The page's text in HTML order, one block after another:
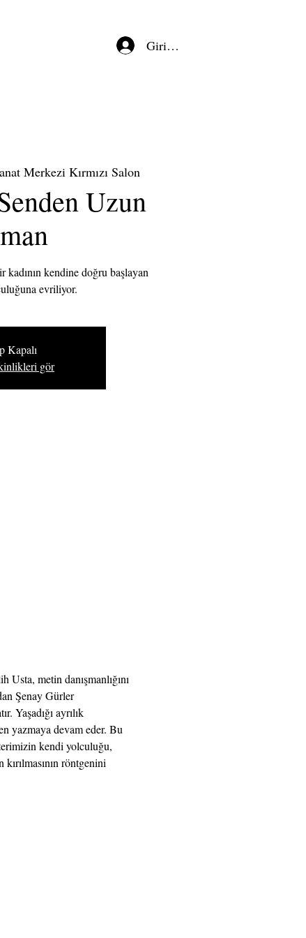
Giriş/Kayıt
Merkezi Kırmızı Salon
Uzun
kadının kendine doğru başlayan
evriliyor.
Kapalı
gör
metin danışmanlığını
Şenay Gürler
Yaşadığı ayrılık
yazmaya devam eder. Bu
kendi yolculuğu,
röntgenini